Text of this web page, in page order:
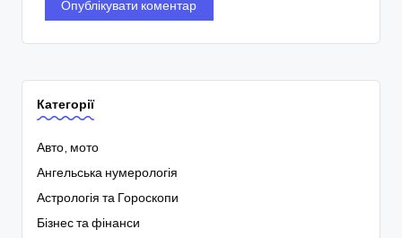
Категорії
Авто, мото
Ангельська нумерологія
Астрологія та Гороскопи
Бізнес та фінанси